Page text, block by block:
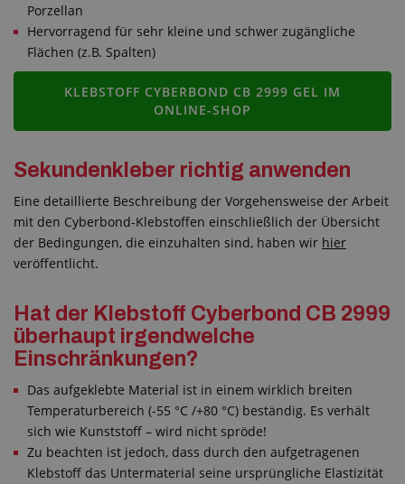
Porzellan
Hervorragend für sehr kleine und schwer zugängliche
Flächen (z.B. Spalten)
KLEBSTOFF CYBERBOND CB 2999 GEL IM
ONLINE-SHOP
Sekundenkleber richtig anwenden
Eine detaillierte Beschreibung der Vorgehensweise der Arbeit
mit den Cyberbond-Klebstoffen einschließlich der Übersicht
der Bedingungen, die einzuhalten sind, haben wir hier
veröffentlicht.
Hat der Klebstoff Cyberbond CB 2999
überhaupt irgendwelche
Einschränkungen?
Das aufgeklebte Material ist in einem wirklich breiten
Temperaturbereich (-55 °C /+80 °C) beständig. Es verhält
sich wie Kunststoff – wird nicht spröde!
Zu beachten ist jedoch, dass durch den aufgetragenen
Klebstoff das Untermaterial seine ursprüngliche Elastizität